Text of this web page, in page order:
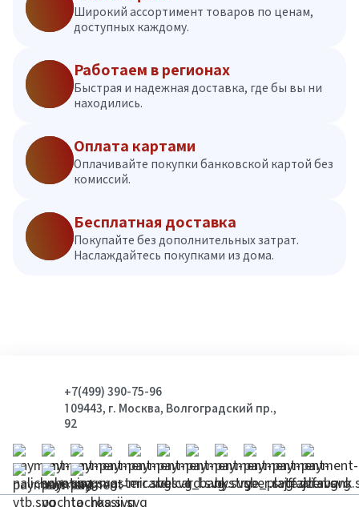
Широкий ассортимент товаров по ценам,
доступных каждому.
Работаем в регионах
Быстрая и надежная доставка, где бы вы ни
находились.
Оплата картами
Оплачивайте покупки банковской картой без
комиссий.
Бесплатная доставка
Покупайте без дополнительных затрат.
Наслаждайтесь покупками из дома.
+7(499) 390-75-96
109443, г. Москва, Волгоградский пр.,
92